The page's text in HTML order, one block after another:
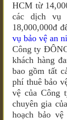
HCM từ
các dịch vụ
18,000,000đ
vụ bảo vệ an
Công ty
khách hàng
bao gồm tất
phí thuê bảo
vệ của Công
chuyên gia
hoạch bảo